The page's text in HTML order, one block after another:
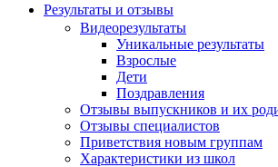
Результаты и отзывы
Видеорезультаты
Уникальные результаты
Взрослые
Дети
Поздравления
Отзывы выпускников и их
Отзывы специалистов
Приветствия новым группам
Характеристики из школ